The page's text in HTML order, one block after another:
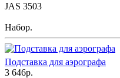
JAS 3503
Набор.
Подставка для аэрографа
3 646р.